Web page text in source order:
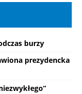
burzy
prezydencka